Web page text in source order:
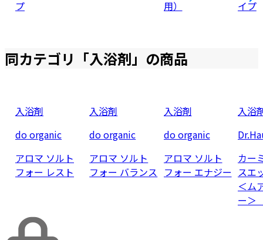
プ
用）
イプ
同カテゴリ「入浴剤」の商品
入浴剤
do organic
アロマ ソルト
フォー レスト
入浴剤
do organic
アロマ ソルト
フォー バランス
入浴剤
do organic
アロマ ソルト
フォー エナジー
入浴
カー
スエ
＜ム
ー